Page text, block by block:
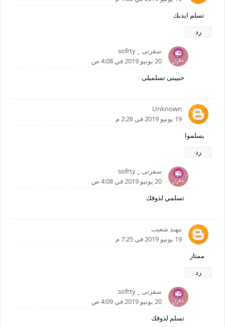
تسلم ايديك
رد
سفرتى _ sofrty
20 يونيو 2019 في 4:08 ص
حبيبتى تسلميلى
Unknown
19 يونيو 2019 في 2:26 م
يسلموا
رد
سفرتى _ sofrty
20 يونيو 2019 في 4:08 ص
تسلمي لذوقك
مهند شعيب
19 يونيو 2019 في 7:25 م
ممتاز
رد
سفرتى _ sofrty
20 يونيو 2019 في 4:09 ص
تسلم لذوقك